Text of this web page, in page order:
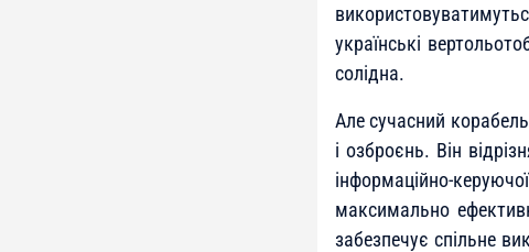
українські
солідна.
Але сучасний
і озброєнь. Він
інформаційно-
максимально
забезпечує спільне